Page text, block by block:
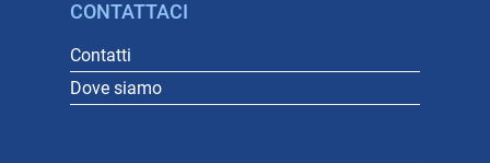
CONTATTACI
Contatti
Dove siamo